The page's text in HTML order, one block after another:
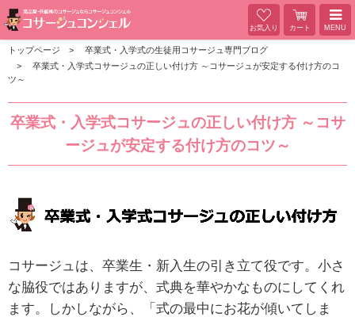
お気入り カート MENU
トップページ
卒業式・入学式の生徒用コサージュ専門ブログ
卒業式・入学式コサージュの正しい付け方 ～コサージュが安定する付け方のコ
ツ～
卒業式・入学式コサージュの正しい付け方 ～コサ
ージュが安定する付け方のコツ～
コサージュは、卒業生・新入生の引き立て役です。小さ
な脇役ではありますが、式典を華やかなものにしてくれ
ます。しかしながら、「式の最中にお花が傾いてしま